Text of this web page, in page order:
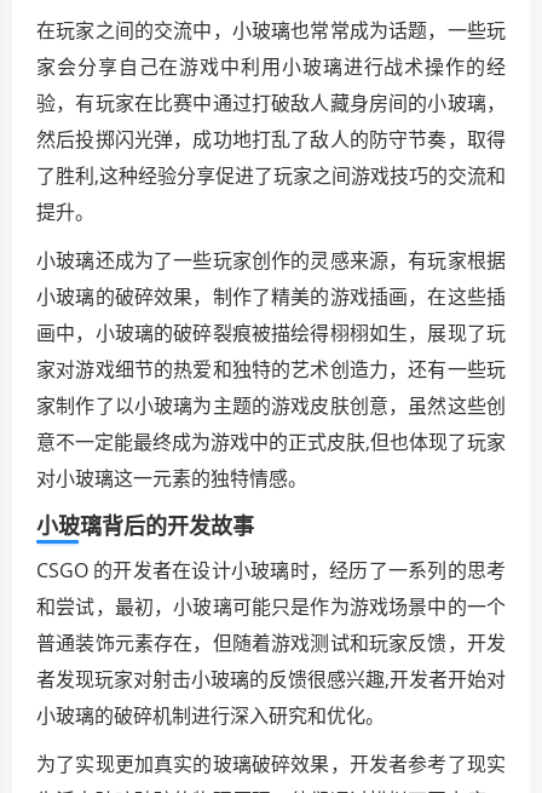
在玩家之间的交流中，小玻璃也常常成为话题，一些玩
家会分享自己在游戏中利用小玻璃进行战术操作的经
验，有玩家在比赛中通过打破敌人藏身房间的小玻璃，
然后投掷闪光弹，成功地打乱了敌人的防守节奏，取得
了胜利,这种经验分享促进了玩家之间游戏技巧的交流和
提升。
小玻璃还成为了一些玩家创作的灵感来源，有玩家根据
小玻璃的破碎效果，制作了精美的游戏插画，在这些插
画中，小玻璃的破碎裂痕被描绘得栩栩如生，展现了玩
家对游戏细节的热爱和独特的艺术创造力，还有一些玩
家制作了以小玻璃为主题的游戏皮肤创意，虽然这些创
意不一定能最终成为游戏中的正式皮肤,但也体现了玩家
对小玻璃这一元素的独特情感。
小玻璃背后的开发故事
CSGO 的开发者在设计小玻璃时，经历了一系列的思考
和尝试，最初，小玻璃可能只是作为游戏场景中的一个
普通装饰元素存在，但随着游戏测试和玩家反馈，开发
者发现玩家对射击小玻璃的反馈很感兴趣,开发者开始对
小玻璃的破碎机制进行深入研究和优化。
为了实现更加真实的玻璃破碎效果，开发者参考了现实